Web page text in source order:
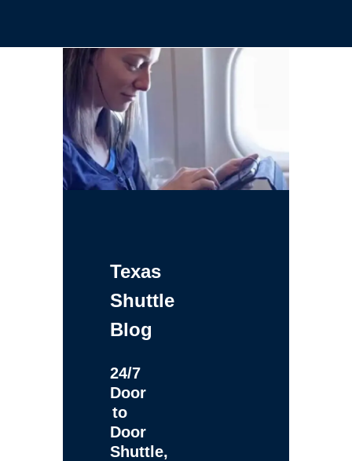
Texas
Shuttle
Blog
24/7
Door
to
Door
Shuttle,